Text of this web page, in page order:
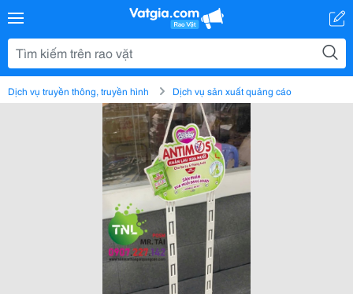
Dịch vụ truyền thông, truyền hình Dịch vụ sản xuất quảng cáo